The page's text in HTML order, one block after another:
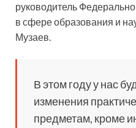
руководитель
в сфере образования и
Музаев.
В этом году у нас
изменения
предметам, кроме